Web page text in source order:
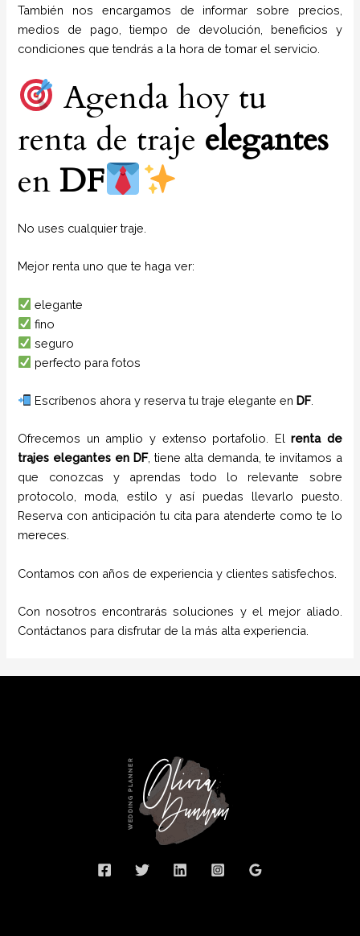
También nos encargamos de informar sobre precios,
medios de pago, tiempo de devolución, beneficios y
condiciones que tendrás a la hora de tomar el servicio.
Agenda hoy tu
renta de traje elegantes
enDF
No uses cualquier traje.
Mejor renta uno que te haga ver:
elegante
fino
seguro
perfecto para fotos
Escríbenos ahora y reserva tu traje elegante enDF.
Ofrecemos un amplio y extenso portafolio. Elrenta de
trajes elegantes en DF, tiene alta demanda, te invitamos a
que conozcas y aprendas todo lo relevante sobre
protocolo, moda, estilo y así puedas llevarlo puesto.
Reserva con anticipación tu cita para atenderte como te lo
mereces.
Contamos con años de experiencia y clientes satisfechos.
Con nosotros encontrarás soluciones y el mejor aliado.
Contáctanos para disfrutar de la más alta experiencia.